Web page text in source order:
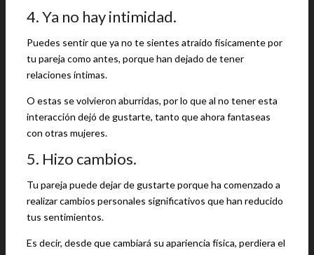
4. Ya no hay intimidad.
Puedes sentir que ya no te sientes atraído físicamente por
tu pareja como antes, porque han dejado de tener
relaciones íntimas.
O estas se volvieron aburridas, por lo que al no tener esta
interacción dejó de gustarte, tanto que ahora fantaseas
con otras mujeres.
5. Hizo cambios.
Tu pareja puede dejar de gustarte porque ha comenzado a
realizar cambios personales significativos que han reducido
tus sentimientos.
Es decir, desde que cambiará su apariencia física, perdiera el